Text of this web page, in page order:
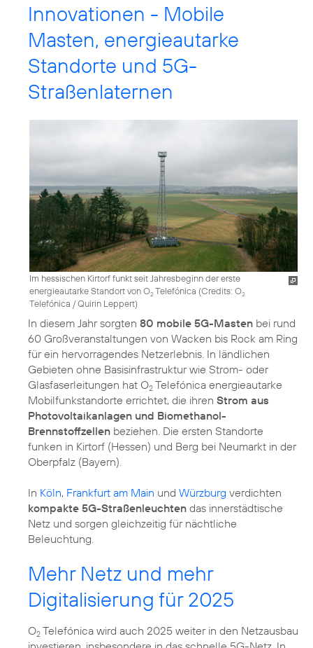
Innovationen - Mobile
Masten, energieautarke
Standorte und 5G-
Straßenlaternen
Im hessischen Kirtorf funkt seit Jahresbeginn der erste
energieautarke Standort von O2Telefónica (Credits: O2
Telefónica / Quirin Leppert)
In diesem Jahr sorgten 80 mobile 5G-Masten bei rund
60 Großveranstaltungen von Wacken bis Rock am Ring
für ein hervorragendes Netzerlebnis. In ländlichen
Gebieten ohne Basisinfrastruktur wie Strom- oder
Glasfaserleitungen hat O2 Telefónica energieautarke
Mobilfunkstandorte errichtet, die ihren Strom aus
Photovoltaikanlagen und Biomethanol-
Brennstoffzellen beziehen. Die ersten Standorte
funken in Kirtorf (Hessen) und Berg bei Neumarkt in der
Oberpfalz (Bayern).
In Köln, Frankfurt am Main und Würzburg verdichten
kompakte 5G-Straßenleuchten das innerstädtische
Netz und sorgen gleichzeitig für nächtliche
Beleuchtung.
Mehr Netz und mehr
Digitalisierung für 2025
O2 Telefónica wird auch 2025 weiter in den Netzausbau